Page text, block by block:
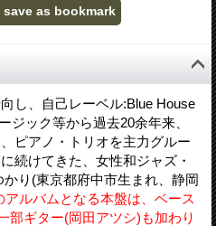
し、自己レーベル:Blue House
ジック等から過去20余年来、
ピアノ・トリオを主力グルー
続けてきた、女性和ジャズ・
り(東京都府中市生まれ、静岡
アルバムとなる本盤は、ベース
部ギター(岡田アツシ)も加わり